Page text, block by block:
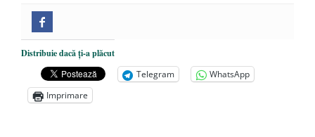
Distribuie dacă ți-a plăcut
Telegram
WhatsApp
Imprimare